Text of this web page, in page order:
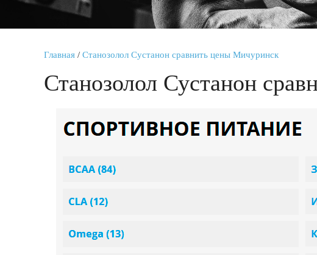
Главная / Станозолол Сустанон сравнить цены Мичуринск
Станозолол Сустанон